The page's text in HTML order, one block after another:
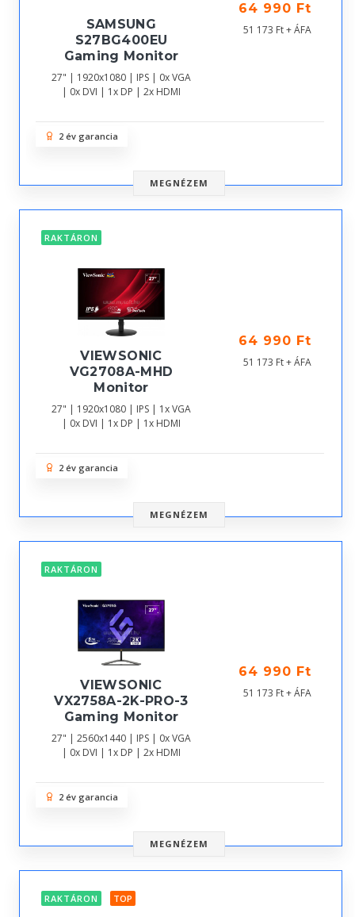
SAMSUNG
S27BG400EU
Gaming Monitor
27" | 1920x1080 | IPS | 0x VGA
| 0x DVI | 1x DP | 2x HDMI
64 990 Ft
51 173 Ft + ÁFA
2 év garancia
MEGNÉZEM
RAKTÁRON
VIEWSONIC
VG2708A-MHD
Monitor
27" | 1920x1080 | IPS | 1x VGA
| 0x DVI | 1x DP | 1x HDMI
64 990 Ft
51 173 Ft + ÁFA
2 év garancia
MEGNÉZEM
RAKTÁRON
VIEWSONIC
VX2758A-2K-PRO-3
Gaming Monitor
27" | 2560x1440 | IPS | 0x VGA
| 0x DVI | 1x DP | 2x HDMI
64 990 Ft
51 173 Ft + ÁFA
2 év garancia
MEGNÉZEM
RAKTÁRON TOP